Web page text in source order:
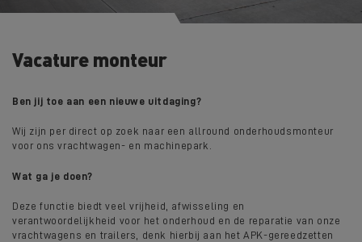
Vacature monteur
Ben jij toe aan een nieuwe uitdaging?
Wij zijn per direct op zoek naar een allround onderhoudsmonteur
voor ons vrachtwagen- en machinepark.
Wat ga je doen?
Deze functie biedt veel vrijheid, afwisseling en
verantwoordelijkheid voor het onderhoud en de reparatie van onze
vrachtwagens en trailers, denk hierbij aan het APK-gereedzetten